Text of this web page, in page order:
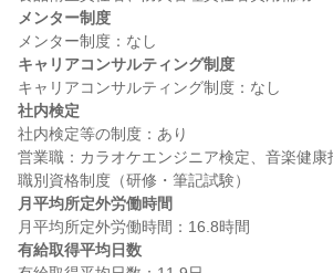
メンター制度
キャリアコンサルティング制度
社内検定
社内検定等の制度：あり
営業職：カラオケエンジニア検定、音楽健康
月平均所定外労働時間
有給取得平均日数